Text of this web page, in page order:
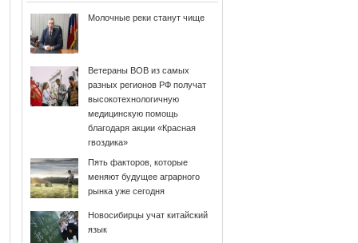
Молочные реки станут чище
Ветераны ВОВ из самых
разных регионов РФ получат
высокотехнологичную
медицинскую помощь
благодаря акции «Красная
гвоздика»
Пять факторов, которые
меняют будущее аграрного
рынка уже сегодня
Новосибирцы учат китайский
язык